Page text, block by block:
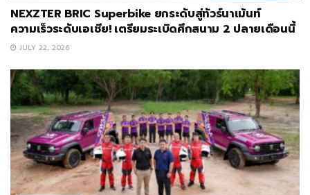
NEXZTER BRIC Superbike ยกระดับสู่ทัวร์นาเม้นท์
ความเร็วระดับเอเชีย! เตรียมระเบิดศึกสนาม 2 ปลายเดือนนี้
JULY 22, 2026